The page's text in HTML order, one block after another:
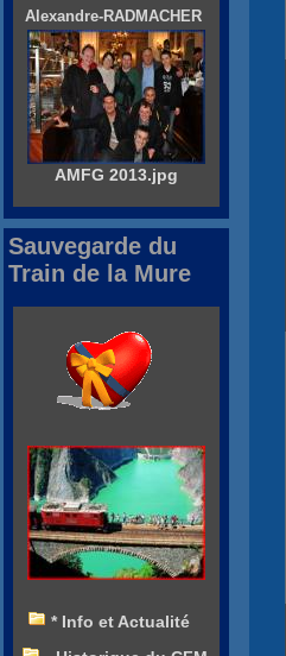
Alexandre-RADMACHER
AMFG 2013.jpg
Sauvegarde du
Train de la Mure
* Info et Actualité